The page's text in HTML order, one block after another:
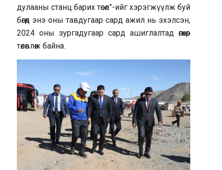
дулааны станц барих төсөл”-ийг хэрэгжүүлж буй
бөгөөд энэ оны тавдугаар сард ажил нь эхэлсэн,
2024 оны зургадугаар сард ашиглалтад өгөхөөр
төлөвлөж байна.